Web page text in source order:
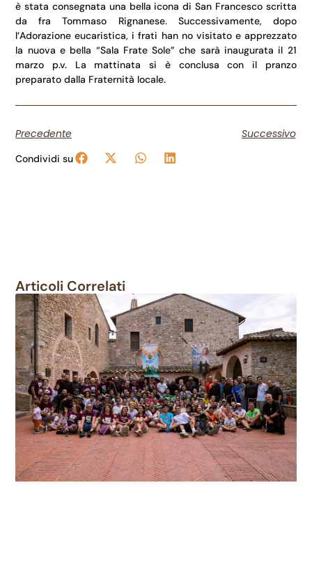
è stata consegnata una bella icona di San Francesco scritta
da fra Tommaso Rignanese. Successivamente, dopo
l’Adorazione eucaristica, i frati han no visitato e apprezzato
la nuova e bella “Sala Frate Sole” che sarà inaugurata il 21
marzo p.v. La mattinata si è conclusa con il pranzo
preparato dalla Fraternità locale.
Precedente Successivo
Condividi su
Articoli Correlati